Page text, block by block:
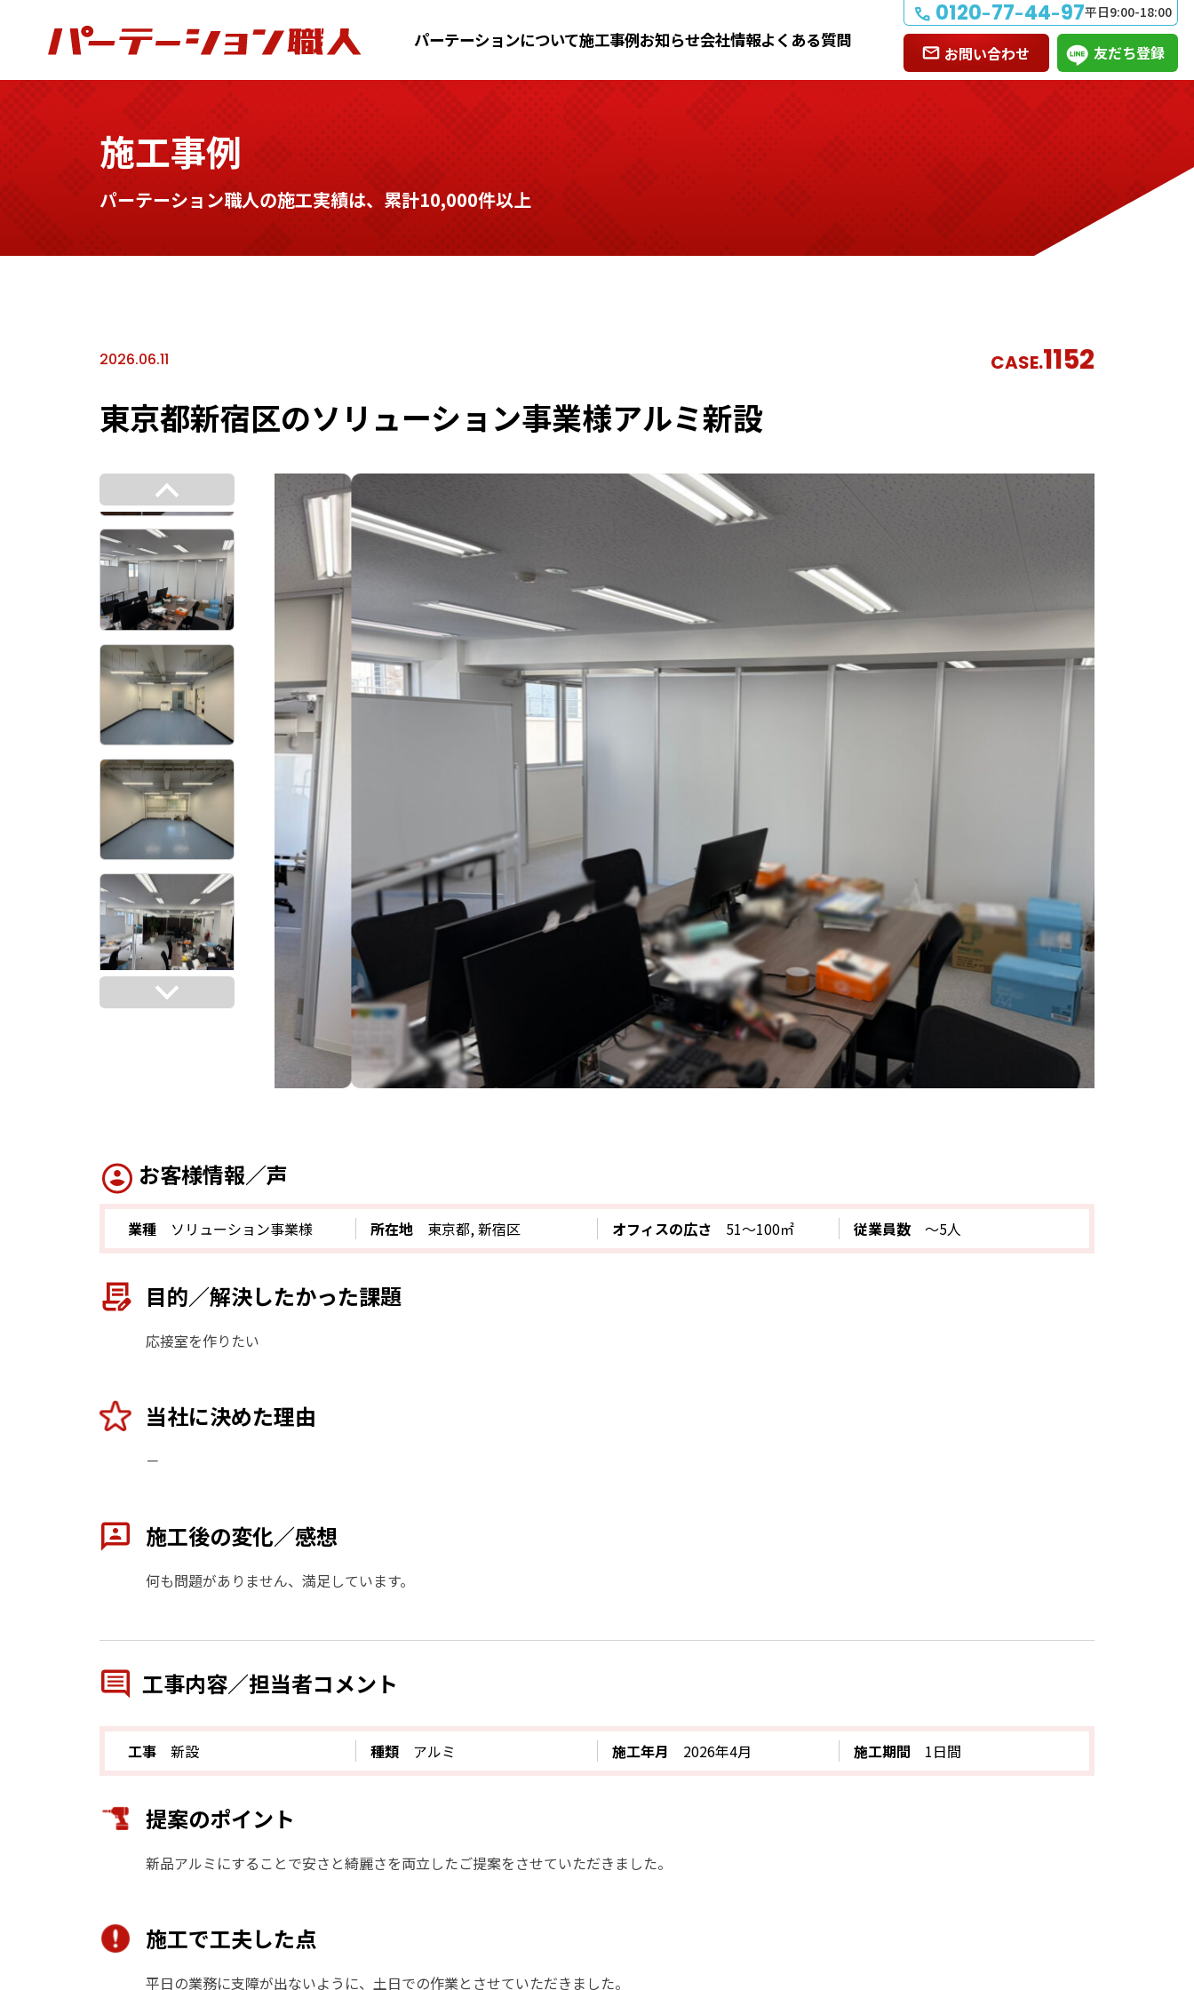
0120-77-44-97平日9:00-18:00
お問い合わせ 友だち登録
パーテーションについて施工事例お知らせ会社情報よくある質問
施工事例
パーテーション職人の施工実績は、累計10,000件以上
2026.06.11 CASE.1152
東京都新宿区のソリューション事業様アルミ新設
お客様情報／声
業種 ソリューション事業様 所在地 東京都, 新宿区 オフィスの広さ 51〜100㎡ 従業員数 ～5人
目的／解決したかった課題
応接室を作りたい
当社に決めた理由
－
施工後の変化／感想
何も問題がありません、満足しています。
工事内容／担当者コメント
工事 新設 種類 アルミ 施工年月 2026年4月 施工期間 1日間
提案のポイント
新品アルミにすることで安さと綺麗さを両立したご提案をさせていただきました。
施工で工夫した点
平日の業務に支障が出ないように、土日での作業とさせていただきました。